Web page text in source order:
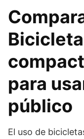
para
público
El uso de